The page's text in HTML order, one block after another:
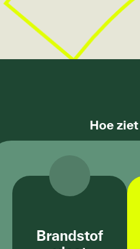
Hoe
Brandstof